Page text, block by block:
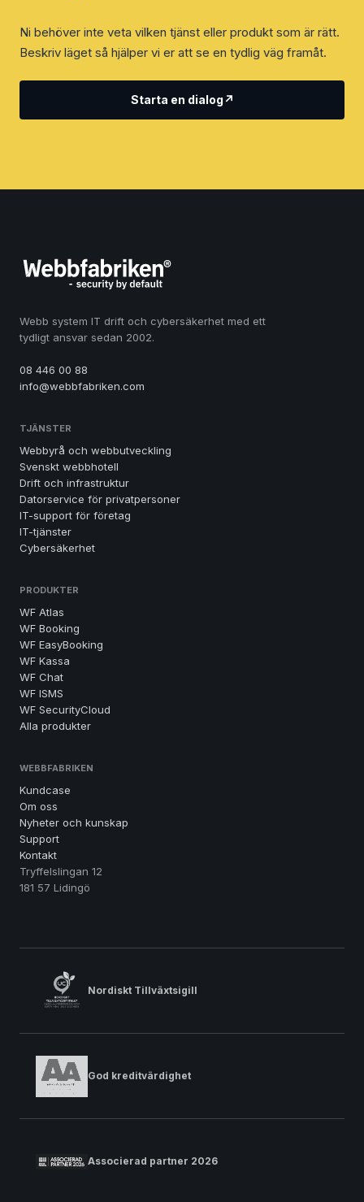
Ni behöver inte veta vilken tjänst eller produkt som är rätt.
Beskriv läget så hjälper vi er att se en tydlig väg framåt.
Starta en dialog↗
Webb system IT drift och cybersäkerhet med ett
tydligt ansvar sedan 2002.
08 446 00 88
info@webbfabriken.com
TJÄNSTER
Webbyrå och webbutveckling
Svenskt webbhotell
Drift och infrastruktur
Datorservice för privatpersoner
IT-support för företag
IT-tjänster
Cybersäkerhet
PRODUKTER
WF Atlas
WF Booking
WF EasyBooking
WF Kassa
WF Chat
WF ISMS
WF SecurityCloud
Alla produkter
WEBBFABRIKEN
Kundcase
Om oss
Nyheter och kunskap
Support
Kontakt
Tryffelslingan 12
181 57 Lidingö
Nordiskt Tillväxtsigill
God kreditvärdighet
Associerad partner 2026